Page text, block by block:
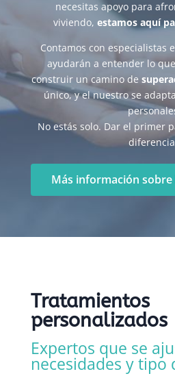
necesitas apoyo para
viviendo, estamos aquí
Contamos con especialistas
ayudarán a entender lo
construir un camino de
único, y el nuestro se
No estás solo. Dar el primer
Más información sobre
Tratamientos
personalizados
Expertos que se
necesidades y tipo